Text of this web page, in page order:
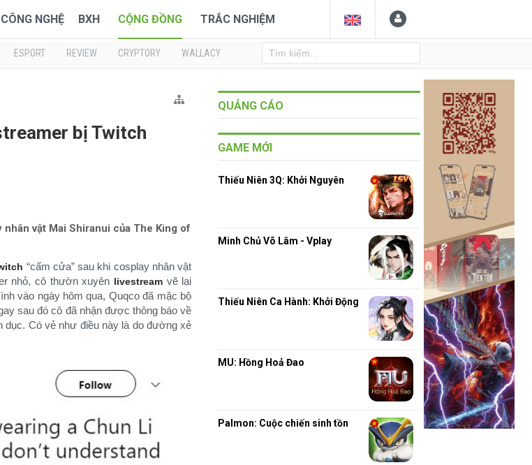
CÔNG NGHỆ BXH CỘNG ĐỒNG TRẮC NGHIỆM
ESPORT REVIEW CRYPTORY WALLACY
bị Twitch
vật Mai Shiranui của The King of
“cấm cửa” sau khi cosplay nhân vật
nhỏ, cô thườn xuyên livestream vẽ lại
vào ngày hôm qua, Quqco đã mặc bộ
sau đó cô đã nhận được thông báo về
dục. Có vẻ như điều này là do đường xẻ
QUẢNG CÁO
GAME MỚI
Thiếu Niên 3Q: Khởi Nguyên
Minh Chủ Võ Lâm - Vplay
Thiếu Niên Ca Hành: Khởi Động
MU: Hồng Hoả Đao
Palmon: Cuộc chiến sinh tồn